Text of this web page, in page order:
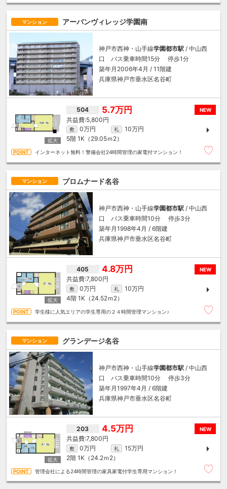
マンション アーバンヴィレッジ学園南
神戸市西神・山手線学園都市駅 / 中山西
口 バス乗車時間15分 停歩1分
築年月2006年4月 / 11階建
兵庫県神戸市垂水区名谷町
NEW
504 5.7万円
5,800円
敷 0万円 礼
10万円
5階 1K（29.05ｍ 2）
インターネット無料！警備会社24時間管理の家電付マンション！
マンション プロムナード名谷
神戸市西神・山手線学園都市駅 / 中山西
口 バス乗車時間10分 停歩3分
築年月1998年4月 / 6階建
兵庫県神戸市垂水区名谷町
NEW
405 4.8万円
7,800円
敷 0万円 礼
10万円
4階 1K（24.52ｍ 2）
学生様に人気エリアの学生専用の２４時間管理マンション♪
マンション グランデージ名谷
神戸市西神・山手線学園都市駅 / 中山西
口 バス乗車時間10分 停歩3分
築年月1997年4月 / 6階建
兵庫県神戸市垂水区名谷町
NEW
203 4.5万円
7,800円
敷 0万円 礼
15万円
2階 1K（24.2ｍ 2）
管理会社による24時間管理の家具家電付学生専用マンション！